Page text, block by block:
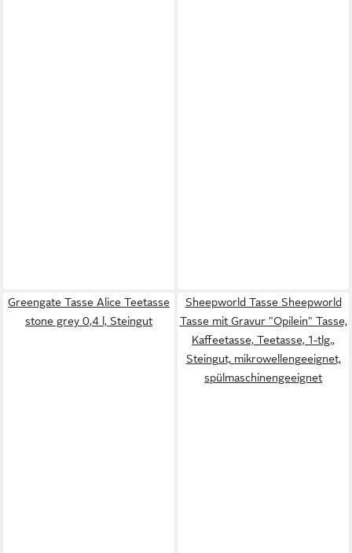
Greengate Tasse Alice Teetasse
stone grey 0,4 l, Steingut
Sheepworld Tasse Sheepworld
Tasse mit Gravur "Opilein" Tasse,
Kaffeetasse, Teetasse, 1-tlg.,
Steingut, mikrowellengeeignet,
spülmaschinengeeignet